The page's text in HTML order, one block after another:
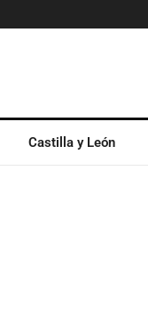
Castilla y León